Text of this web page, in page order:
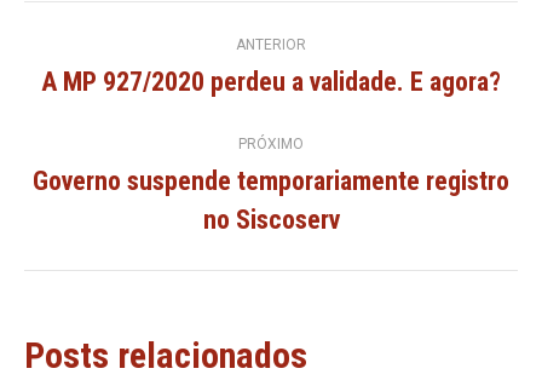
Navegação
de
post:
ANTERIOR
Post
A MP 927/2020 perdeu a validade. E agora?
PRÓXIMO
Próximo
post:
Governo suspende temporariamente registro
no Siscoserv
Posts relacionados